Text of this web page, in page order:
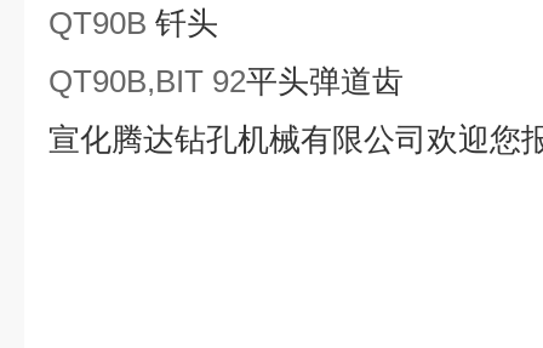
QT90B 钎头
QT90B,BIT 92平头弹道齿
宣化腾达钻孔机械有限公司欢迎您